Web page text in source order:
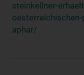
steinkellner-
aphar/